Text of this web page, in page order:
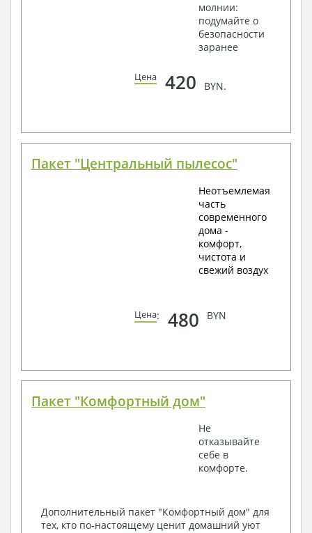
молнии:
подумайте о
безопасности
заранее
Цена 420 BYN.
Пакет "Центральный пылесос"
Неотъемлемая
часть
современного
дома -
комфорт,
чистота и
свежий воздух
Цена: 480 BYN
Пакет "Комфортный дом"
Не
отказывайте
себе в
комфорте.
Дополнительный пакет "Комфортный дом" для
тех, кто по-настоящему ценит домашний уют